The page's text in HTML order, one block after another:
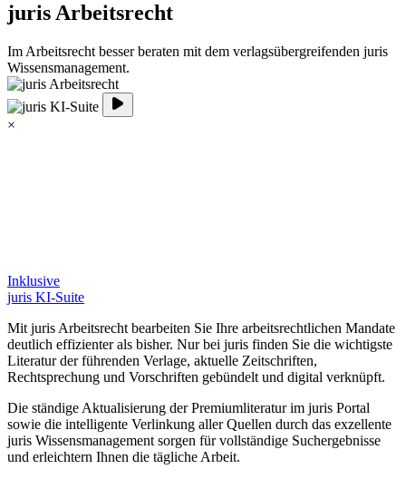
juris Arbeitsrecht
Im Arbeitsrecht besser beraten mit dem verlagsübergreifenden juris
Wissensmanagement.
×
Inklusive
juris KI-Suite
Mit juris Arbeitsrecht bearbeiten Sie Ihre arbeitsrechtlichen Mandate
deutlich effizienter als bisher. Nur bei juris finden Sie die wichtigste
Literatur der führenden Verlage, aktuelle Zeitschriften,
Rechtsprechung und Vorschriften gebündelt und digital verknüpft.
Die ständige Aktualisierung der Premiumliteratur im juris Portal
sowie die intelligente Verlinkung aller Quellen durch das exzellente
juris Wissensmanagement sorgen für vollständige Suchergebnisse
und erleichtern Ihnen die tägliche Arbeit.